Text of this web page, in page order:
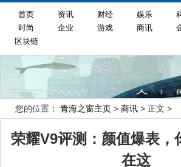
首页 资讯 财经 娱乐
时尚
企业 游戏 商讯
区块链
您的位置： 青海之窗主页 > 商讯 > 正文 >
荣耀V9评测：颜值爆表，
在这